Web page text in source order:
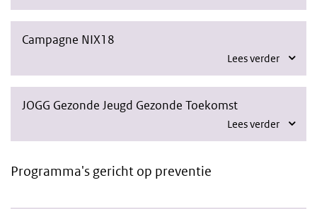
Campagne NIX18
Lees verder
JOGG Gezonde Jeugd Gezonde Toekomst
Lees verder
Programma's gericht op preventie